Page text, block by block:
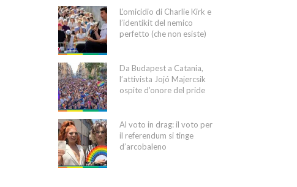
L’omicidio di Charlie Kirk e
l’identikit del nemico
perfetto (che non esiste)
Da Budapest a Catania,
l’attivista Jojó Majercsik
ospite d’onore del pride
Al voto in drag: il voto per
il referendum si tinge
d’arcobaleno